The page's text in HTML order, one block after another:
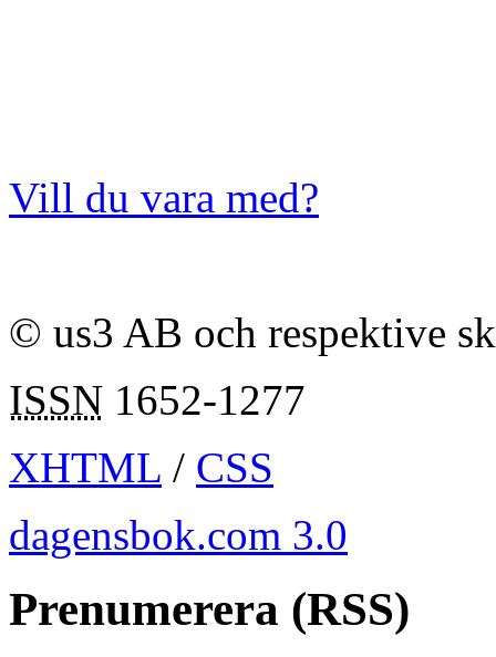
Vill du vara med?
© us3 AB och respektive
ISSN 1652-1277
XHTML / CSS
dagensbok.com 3.0
Prenumerera (RSS)